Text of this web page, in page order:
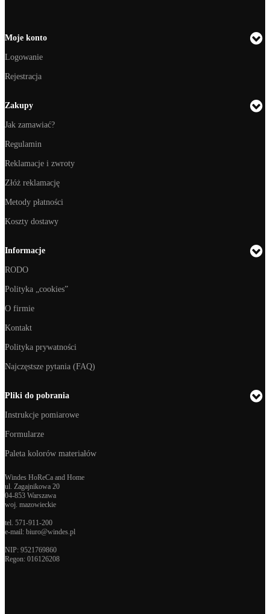
Moje konto
Logowanie
Rejestracja
Zakupy
Jak zamawiać?
Regulamin
Reklamacje i zwroty
Złóż reklamację
Metody płatności
Koszty dostawy
Informacje
RODO
Polityka „cookies”
O firmie
Kontakt
Polityka prywatności
Najczęstsze pytania (FAQ)
Pliki do pobrania
Instrukcje pomiarowe
Formularze
Paleta kolorów materiałów
Windes HoReCa and Home
ul. Zagajnikowa 20
04-853 Warszawa
woj. mazowieckie
tel. 571-911-200
e-mail: biuro@windes.pl
NIP: 9521769860
Regon: 016126208